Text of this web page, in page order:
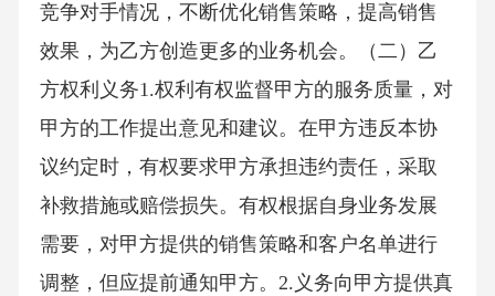
竞争对手情况，不断优化销售策略，提高销售
效果，为乙方创造更多的业务机会。（二）乙
方权利义务1.权利有权监督甲方的服务质量，对
甲方的工作提出意见和建议。在甲方违反本协
议约定时，有权要求甲方承担违约责任，采取
补救措施或赔偿损失。有权根据自身业务发展
需要，对甲方提供的销售策略和客户名单进行
调整，但应提前通知甲方。2.义务向甲方提供真